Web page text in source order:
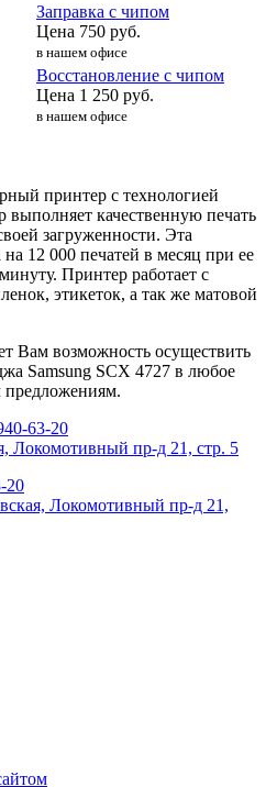
Заправка с чипом
Цена 750 руб.
в нашем офисе
Восстановление с чипом
Цена 1 250 руб.
в нашем офисе
принтер с технологией
выполняет качественную печать
загруженности. Эта
12 000 печатей в месяц при ее
Принтер работает с
этикеток, а так же матовой
Вам возможность осуществить
Samsung SCX 4727 в любое
63-20
Локомотивный пр-д 21, стр. 5
20
Локомотивный пр-д 21,